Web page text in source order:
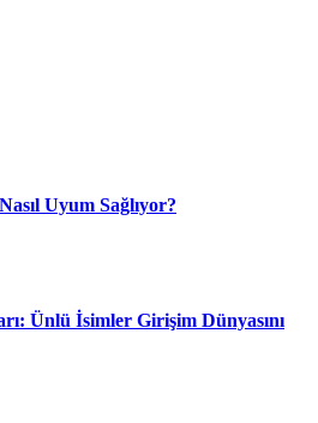
Uyum Sağlıyor?
Ünlü İsimler Girişim Dünyasını